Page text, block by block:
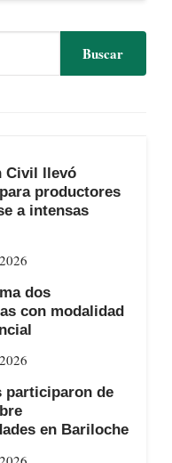
Civil llevó
productores
a intensas
dos
con modalidad
participaron de
en Bariloche